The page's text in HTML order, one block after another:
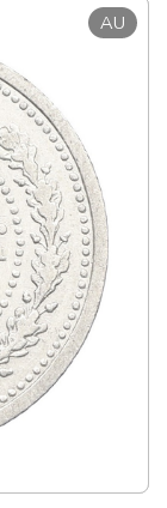
AU